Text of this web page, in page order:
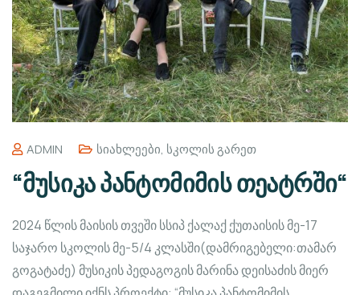
ADMIN Სიახლეები, Სკოლის Გარეთ
“მუსიკა პანტომიმის თეატრში“
2024 წლის მაისის თვეში სსიპ ქალაქ ქუთაისის მე-17
საჯარო სკოლის მე-5/4 კლასში(დამრიგებელი:თამარ
გოგატაძე) მუსიკის პედაგოგის მარინა დეისაძის მიერ